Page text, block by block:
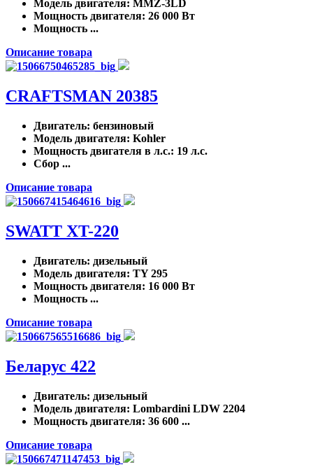
Модель двигателя: MMZ-3LD
Мощность двигателя: 26 000 Вт
Мощность ...
Описание товара
CRAFTSMAN 20385
Двигатель: бензиновый
Модель двигателя: Kohler
Мощность двигателя в л.с.: 19 л.с.
Сбор ...
Описание товара
SWATT XT-220
Двигатель: дизельный
Модель двигателя: TY 295
Мощность двигателя: 16 000 Вт
Мощность ...
Описание товара
Беларус 422
Двигатель: дизельный
Модель двигателя: Lombardini LDW 2204
Мощность двигателя: 36 600 ...
Описание товара